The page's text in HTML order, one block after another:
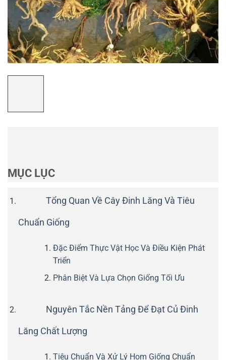
MỤC LỤC
Tổng Quan Về Cây Đinh Lăng Và Tiêu
Chuẩn Giống
Đặc Điểm Thực Vật Học Và Điều Kiện Phát
Triển
Phân Biệt Và Lựa Chọn Giống Tối Ưu
Nguyên Tắc Nền Tảng Để Đạt Củ Đinh
Lăng Chất Lượng
Tiêu Chuẩn Và Xử Lý Hom Giống Chuẩn